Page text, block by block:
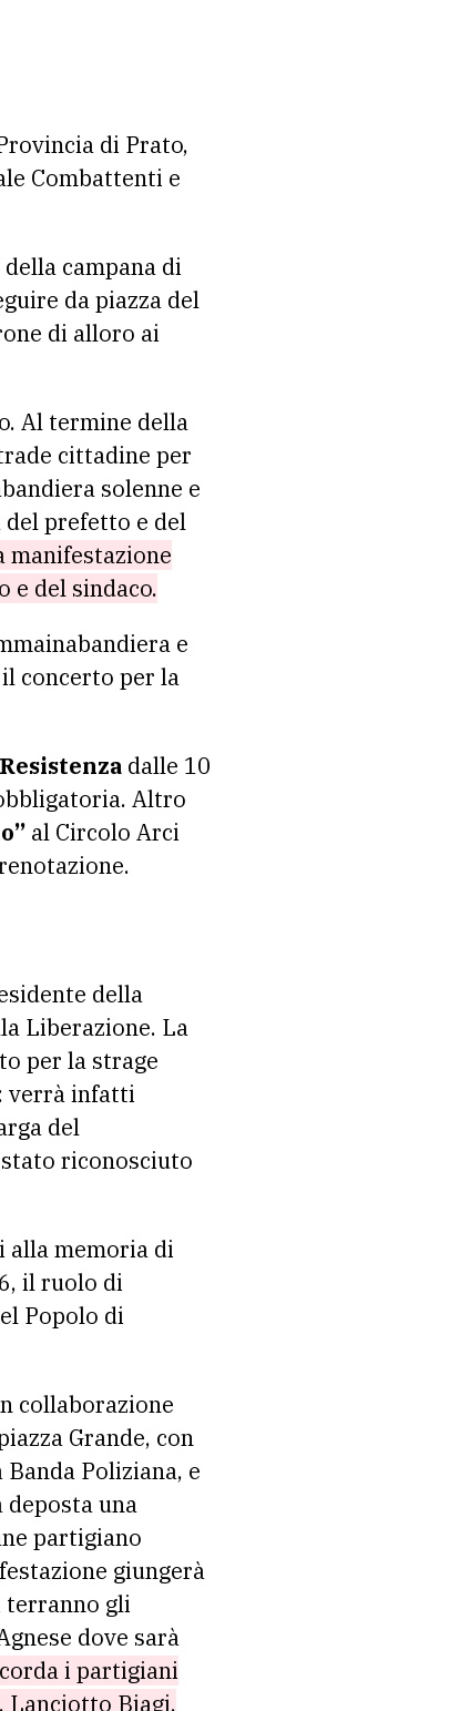
di Prato,
Combattenti e
campana di
da piazza del
di alloro ai
Al termine della
cittadine per
solenne e
del prefetto e del
manifestazione
e del sindaco.
e
concerto per la
dalle 10
Altro
al Circolo Arci
della
Liberazione. La
per la strage
verrà infatti
del
riconosciuto
alla memoria di
il ruolo di
Popolo di
collaborazione
Grande, con
Poliziana, e
una
partigiano
giungerà
terranno gli
dove sarà
i partigiani
Lanciotto Biagi,